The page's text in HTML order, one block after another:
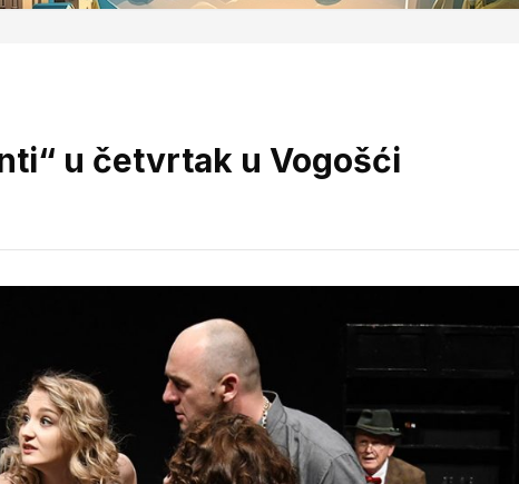
u četvrtak u Vogošći